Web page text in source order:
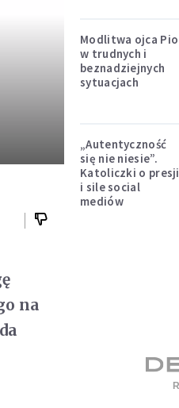
na
Modlitwa ojca Pio
w trudnych i
beznadziejnych
sytuacjach
„Autentyczność
się nie niesie”.
Katoliczki o presji
i sile social
mediów